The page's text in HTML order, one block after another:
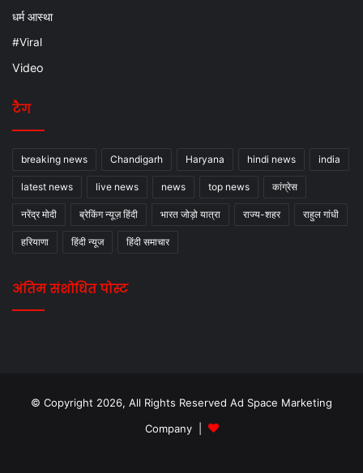
धर्म आस्था
#Viral
Video
टैग
breaking news Chandigarh Haryana hindi news india
latest news live news news top news कांग्रेस
नरेंद्र मोदी ब्रेकिंग न्यूज़ हिंदी भारत जोड़ो यात्रा राज्य-शहर राहुल गांधी
हरियाणा हिंदी न्यूज हिंदी समाचार
अंतिम संशोधित पोस्ट
© Copyright 2026, All Rights Reserved Ad Space Marketing
Company |